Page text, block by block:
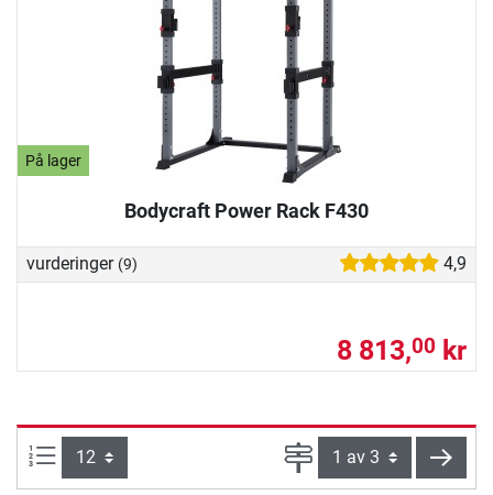
På lager
Bodycraft Power Rack F430
vurderinger (9) 4,9
8 813,00 kr
Produkter pr. side: Side